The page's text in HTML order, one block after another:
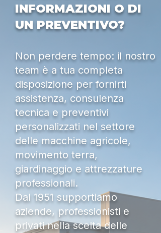
INFORMAZIONI O DI
UN PREVENTIVO?
Non perdere tempo: il nostro
team è a tua completa
disposizione per fornirti
assistenza, consulenza
tecnica e preventivi
personalizzati nel settore
delle macchine agricole,
movimento terra,
giardinaggio e attrezzature
professionali.
Dal 1951 supportiamo
aziende, professionisti e
privati nella scelta delle